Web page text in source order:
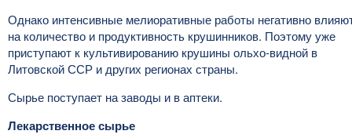
Однако интенсивные мелиоративные работы негативно
на количество и продуктивность крушинников. Поэтому уже
приступают к культивированию крушины ольхо-видной в
Литовской ССР и других регионах страны.
Сырье поступает на заводы и в аптеки.
Лекарственное сырье